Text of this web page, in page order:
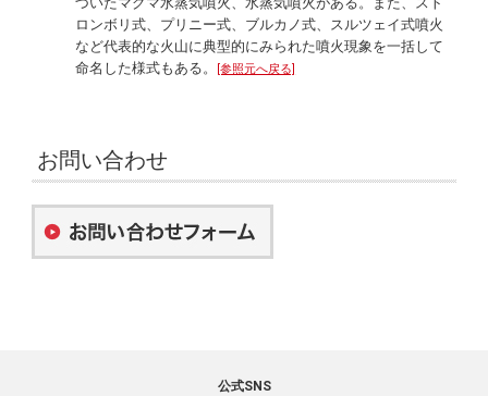
ロンボリ式、プリニー式、ブルカノ式、スルツェイ式噴火
など代表的な火山に典型的にみられた噴火現象を一括して
命名した様式もある。
[参照元へ戻る]
お問い合わせ
公式SNS